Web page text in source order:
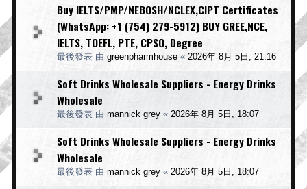
Buy IELTS/PMP/NEBOSH/NCLEX,CIPT Certificates
(WhatsApp: +1 (754) 279-5912) BUY GREE,NCE,
IELTS, TOEFL, PTE, CPSO, Degree
最後發表 由 greenpharmhouse « 2026年 8月 5日, 21:16
Soft Drinks Wholesale Suppliers - Energy Drinks
Wholesale
最後發表 由 mannick grey « 2026年 8月 5日, 18:07
Soft Drinks Wholesale Suppliers - Energy Drinks
Wholesale
最後發表 由 mannick grey « 2026年 8月 5日, 18:07